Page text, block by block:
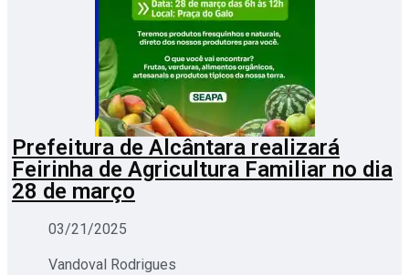
Prefeitura de Alcântara realizará
Feirinha de Agricultura Familiar no dia
28 de março
03/21/2025
Vandoval Rodrigues